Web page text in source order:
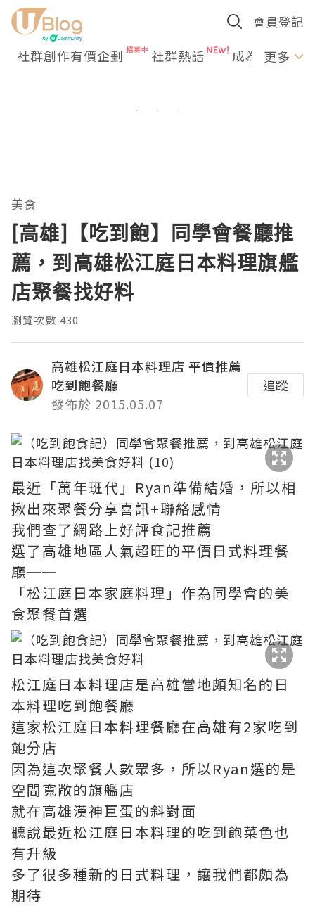
會員登記
社群創作有價企劃 社群熱話 成為U更多
美食
[高雄]【吃到飽】同學會餐廳推
薦，到高雄松江庭日本料理旗艦
店聚餐找好料
瀏覽次數:430
高雄松江庭日本料理店 平價推薦
吃到飽餐廳
發佈於 2015.05.07
追蹤
最近「萬年班代」Ryan準備結婚，所以相
揪出來聚餐分享喜訊+聯絡感情
我們查了網路上好評食記推薦
選了高雄地區人氣超旺的平價日式料理餐
廳──
「松江庭日本家庭料理」作為同學會的美
食聚餐首選
松江庭日本料理店是高雄當地頗知名的日
本料理吃到飽餐廳
這家松江庭日本料理餐廳在高雄有2家吃到
飽分店
因為這次聚餐人數眾多，所以Ryan選的是
空間寬敞的旗艦店
就在高雄漢神巨蛋的斜對面
聽說最近松江庭日本料理的吃到飽菜色也
有升級
多了很多種新的日式料理，讓我們都頗為
期待